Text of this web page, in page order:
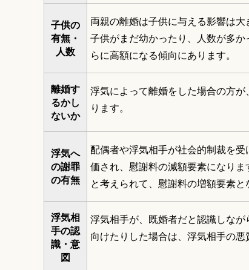
子供の
有無・
人数
両親の離婚は子供に与える影響は
子供がまだ幼かったり、人数が多
らに高額になる傾向にあります。
離婚す
るかし
ないか
浮気によって離婚をした場合の方
ります。
浮気へ
の謝罪
の有無
配偶者や浮気相手が社会的制裁を
価され、慰謝料の減額要素になり
と考えられて、慰謝料の増額要素と
浮気相
手の認
識・意
図
浮気相手が、既婚者だと認識しな
向けたりした場合は、浮気相手の悪